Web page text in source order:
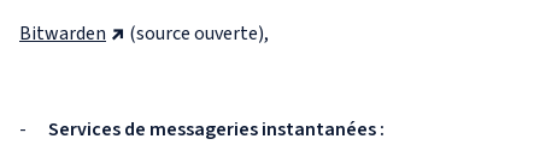
Bitwarden
(source ouverte),
- Services de messageries instantanées :